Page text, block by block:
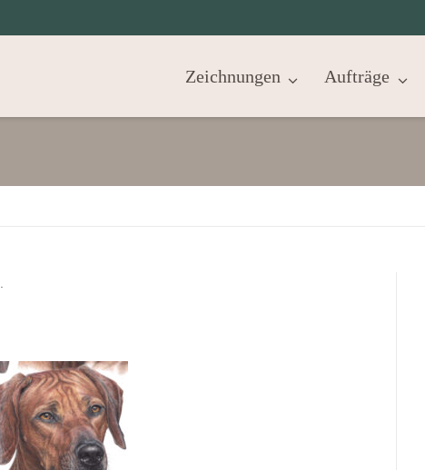
Zeichnungen Aufträge